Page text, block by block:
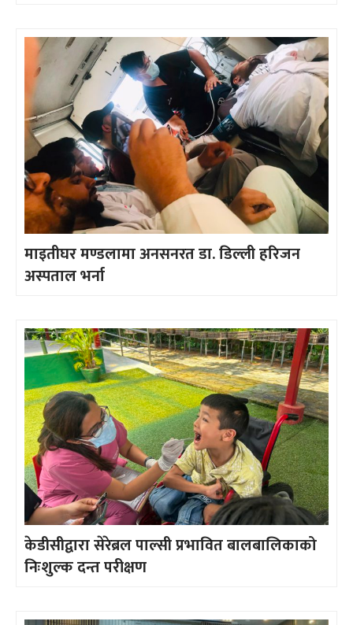
माइतीघर मण्डलामा अनसनरत डा. डिल्ली हरिजन
अस्पताल भर्ना
केडीसीद्वारा सेरेब्रल पाल्सी प्रभावित बालबालिकाको
निःशुल्क दन्त परीक्षण